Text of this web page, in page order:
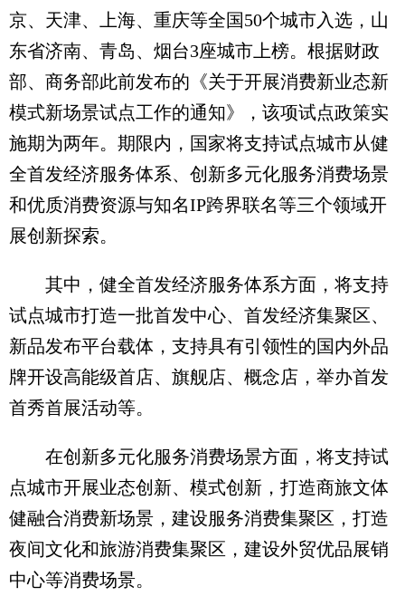
京、天津、上海、重庆等全国50个城市入选，山
东省济南、青岛、烟台3座城市上榜。根据财政
部、商务部此前发布的《关于开展消费新业态新
模式新场景试点工作的通知》，该项试点政策实
施期为两年。期限内，国家将支持试点城市从健
全首发经济服务体系、创新多元化服务消费场景
和优质消费资源与知名IP跨界联名等三个领域开
展创新探索。
其中，健全首发经济服务体系方面，将支持
试点城市打造一批首发中心、首发经济集聚区、
新品发布平台载体，支持具有引领性的国内外品
牌开设高能级首店、旗舰店、概念店，举办首发
首秀首展活动等。
在创新多元化服务消费场景方面，将支持试
点城市开展业态创新、模式创新，打造商旅文体
健融合消费新场景，建设服务消费集聚区，打造
夜间文化和旅游消费集聚区，建设外贸优品展销
中心等消费场景。